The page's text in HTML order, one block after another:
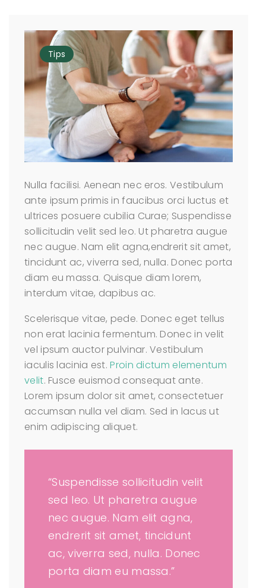
Tips
Nulla facilisi. Aenean nec eros. Vestibulum
ante ipsum primis in faucibus orci luctus et
ultrices posuere cubilia Curae; Suspendisse
sollicitudin velit sed leo. Ut pharetra augue
nec augue. Nam elit agna,endrerit sit amet,
tincidunt ac, viverra sed, nulla. Donec porta
diam eu massa. Quisque diam lorem,
interdum vitae, dapibus ac.
Scelerisque vitae, pede. Donec eget tellus
non erat lacinia fermentum. Donec in velit
vel ipsum auctor pulvinar. Vestibulum
iaculis lacinia est.Proin dictum elementum
velit. Fusce euismod consequat ante.
Lorem ipsum dolor sit amet, consectetuer
accumsan nulla vel diam. Sed in lacus ut
enim adipiscing aliquet.
“Suspendisse sollicitudin velit
sed leo. Ut pharetra augue
nec augue. Nam elit agna,
endrerit sit amet, tincidunt
ac, viverra sed, nulla. Donec
porta diam eu massa.”